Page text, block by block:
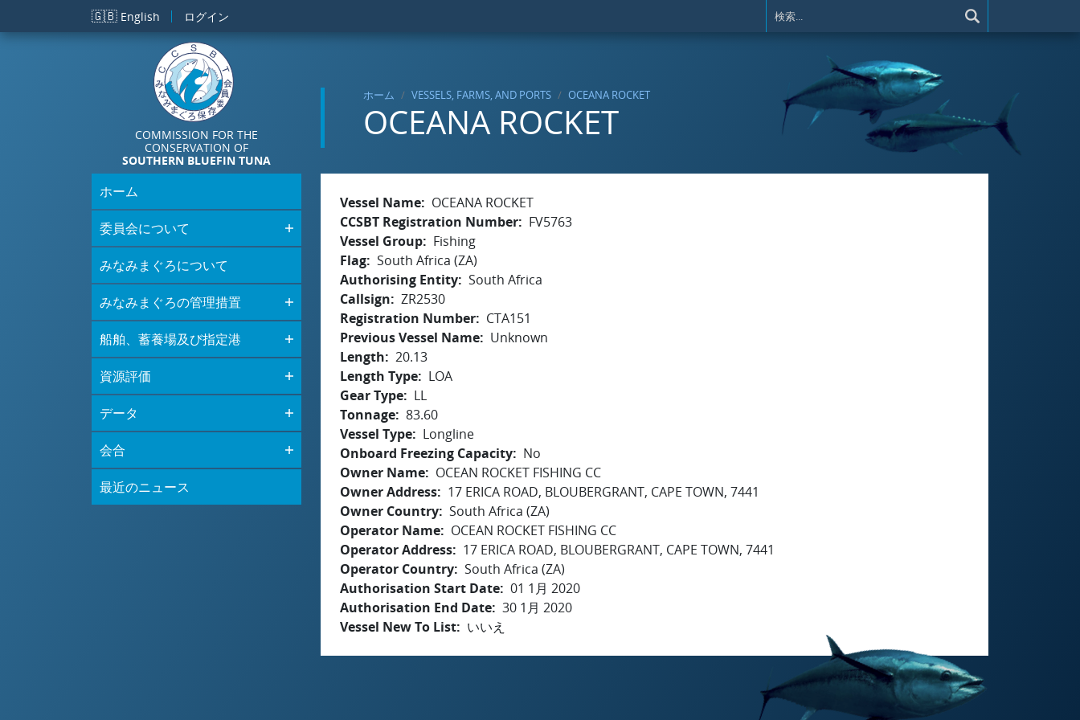
メインコンテンツに移動
🇬🇧 English ログイン
COMMISSION FOR THE
CONSERVATION OF
SOUTHERN BLUEFIN TUNA
ホーム VESSELS, FARMS, AND PORTS OCEANA ROCKET
OCEANA ROCKET
ホーム
委員会について
みなみまぐろについて
みなみまぐろの管理措置
船舶、蓄養場及び指定港
資源評価
データ
会合
最近のニュース
Vessel Name
OCEANA ROCKET
CCSBT Registration Number
FV5763
Vessel Group
Fishing
Flag South Africa (ZA)
Authorising Entity South Africa
Callsign
ZR2530
Registration Number
CTA151
Previous Vessel Name
Unknown
Length
20.13
Length Type
LOA
Gear Type
LL
Tonnage 83.60
Vessel Type
Longline
Onboard Freezing Capacity
No
Owner Name
OCEAN ROCKET FISHING CC
Owner Address
17 ERICA ROAD, BLOUBERGRANT, CAPE TOWN, 7441
Owner Country South Africa (ZA)
Operator Name
OCEAN ROCKET FISHING CC
Operator Address
17 ERICA ROAD, BLOUBERGRANT, CAPE TOWN, 7441
Operator Country South Africa (ZA)
Authorisation Start Date 01 1月 2020
Authorisation End Date 30 1月 2020
Vessel New To List
いいえ